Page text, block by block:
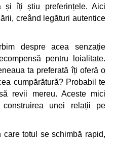
și îți știu preferințele. Aici
creând legături autentice
despre acea senzație
pentru loialitate.
ta preferată îți oferă o
cumpărătură? Probabil te
revii mereu. Aceste mici
unei relații pe
care totul se schimbă rapid,